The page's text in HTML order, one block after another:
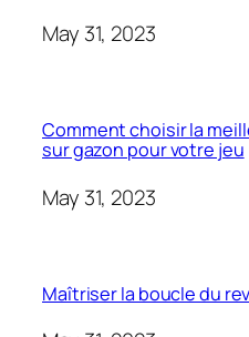
May 31, 2023
Comment choisir la
sur gazon pour votre jeu
May 31, 2023
Maîtriser la boucle du